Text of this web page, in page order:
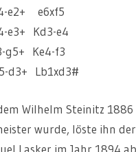
e2+ e6xf5
e3+ Kd3-e4
g5+ Ke4-f3
d3+ Lb1xd3#
Wilhelm Steinitz 1886
wurde, löste ihn
Lasker im Jahr 1894